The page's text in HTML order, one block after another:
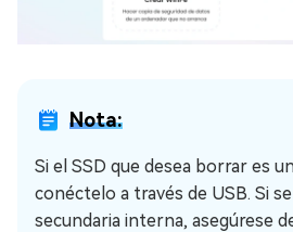
Nota:
Si el SSD que desea borrar es
conéctelo a través de USB. Si
secundaria interna, asegúrese